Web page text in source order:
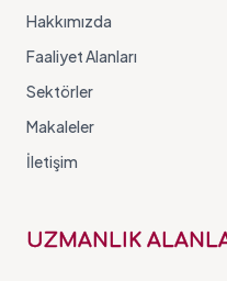
Hakkımızda
Faaliyet Alanları
Sektörler
Makaleler
İletişim
UZMANLIK